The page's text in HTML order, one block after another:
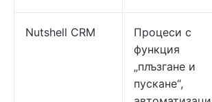
Nutshell CRM
Процеси с
функция
„плъзгане и
пускане“,